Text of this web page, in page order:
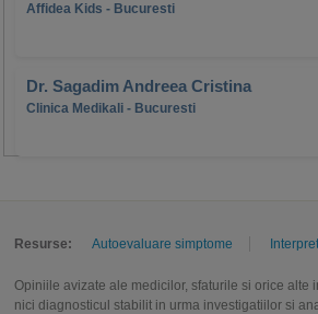
Affidea Kids - Bucuresti
Dr. Sagadim Andreea Cristina
Clinica Medikali - Bucuresti
Resurse: Autoevaluare simptome
Opiniile avizate ale medicilor, sfaturile si orice
nici diagnosticul stabilit in urma investigatiilor si